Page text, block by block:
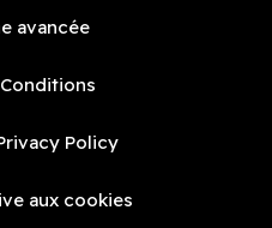
avancée
Policy
aux cookies